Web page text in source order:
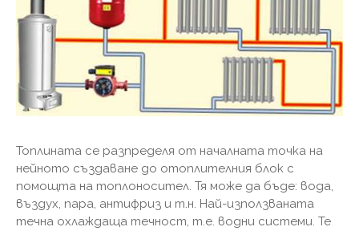
Топлината се разпределя от началната точка на
нейното създаване до отоплителния блок с
помощта на топлоносител. Тя може да бъде: вода,
въздух, пара, антифриз и т.н. Най-използваната
течна охлаждаща течност, т.е. водни системи. Те